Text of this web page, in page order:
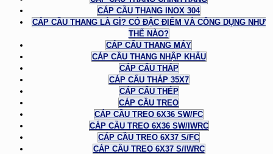
CÁP CẦU THANG INOX 304
CÁP CẦU THANG LÀ GÌ? CÓ ĐẶC ĐIỂM VÀ CÔNG DỤNG NHƯ
THẾ NÀO?
CÁP CẨU THANG MÁY
CÁP CẦU THANG NHẬP KHẨU
CÁP CẨU THÁP
CÁP CẨU THÁP 35X7
CÁP CẨU THÉP
CÁP CẦU TREO
CÁP CẦU TREO 6X36 SW/FC
CÁP CẦU TREO 6X36 SW/IWRC
CÁP CẦU TREO 6X37 S/FC
CÁP CẦU TREO 6X37 S/IWRC